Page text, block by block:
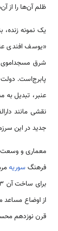
ظلم آن‌‌‌‌‌‌‌‌‌‌ها را از
یک نمونه
«یوسف افندی
شرق
پابرج‌‌‌است. دولت
عنبر، تبدیل
نقشی مانند
جدید در این
معماری و وسعت
فرهنگ سوریه
از اوضاع مساعد
قرن نوزدهم